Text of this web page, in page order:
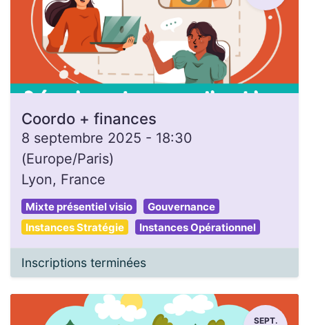
Coordo + finances
8 septembre 2025 - 18:30
(Europe/Paris)
Lyon, France
Mixte présentiel visio
Gouvernance
Instances Stratégie
Instances Opérationnel
Inscriptions terminées
SEPT.